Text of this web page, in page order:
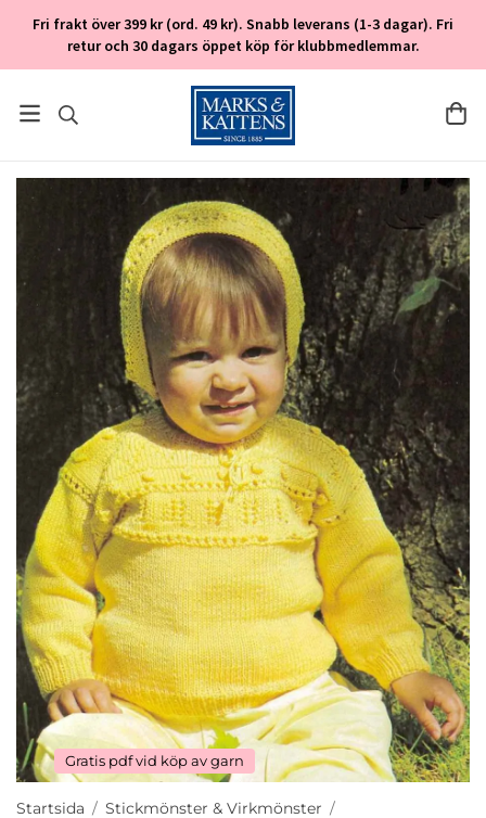
Fri frakt över 399 kr (ord. 49 kr). Snabb leverans (1-3 dagar). Fri
retur och 30 dagars öppet köp för klubbmedlemmar.
Gratis pdf vid köp av garn
Startsida / Stickmönster & Virkmönster /